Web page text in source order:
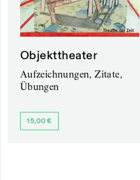
Objekttheater
Aufzeichnungen, Zitate,
Übungen
15,00 €